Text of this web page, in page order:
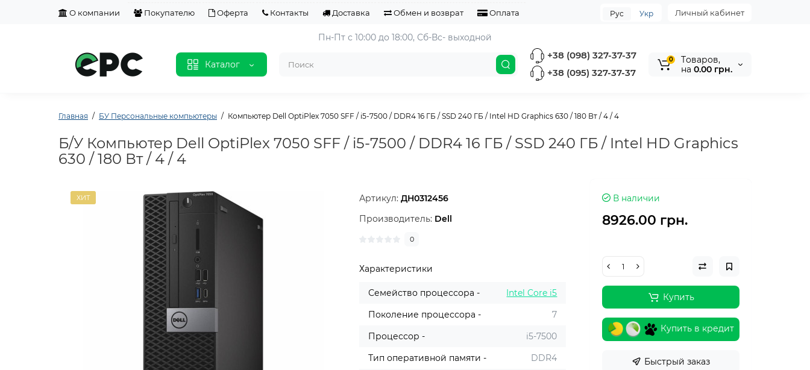
О компании Покупателю Оферта Контакты Доставка Обмен и возврат Оплата Личный кабинет
Рус Укр
Каталог
Пн-Пт с 10:00 до 18:00, Сб-Вс- выходной
+38 (098) 327-37-37
+38 (095) 327-37-37
0
Tоваров,
на 0.00 грн.
Главная БУ Персональные компьютеры Компьютер Dell OptiPlex 7050 SFF / i5-7500 / DDR4 16 ГБ / SSD 240 ГБ / Intel HD Graphics 630 / 180 Вт / 4 / 4
Б/У Компьютер Dell OptiPlex 7050 SFF / i5-7500 / DDR4 16 ГБ / SSD 240 ГБ / Intel HD Graphics
630 / 180 Вт / 4 / 4
ХИТ Артикул:ДН0312456
Производитель: Dell
0
Характеристики
Семейство процессора -
Intel Core i5
Поколение процессора -
7
Процессор -
i5-7500
Тип оперативной памяти -
DDR4
В наличии
8926.00 грн.
Купить
Купить в кредит
Быстрый заказ